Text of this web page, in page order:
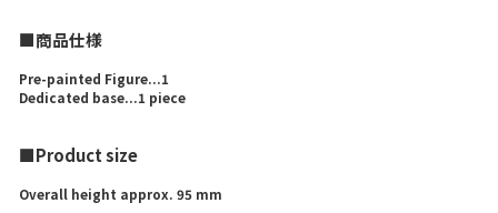
■商品仕様
Pre-painted Figure...1
Dedicated base...1 piece
■Product size
Overall height approx. 95 mm